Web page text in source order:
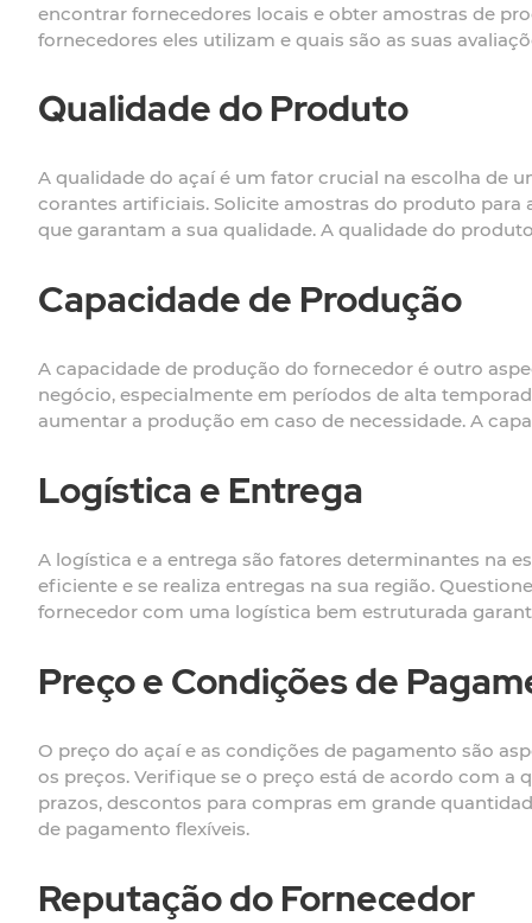
encontrar fornecedores locais e obter amostras de
fornecedores eles utilizam e quais são as suas
Qualidade do Produto
A qualidade do açaí é um fator crucial na escolha de
corantes artificiais. Solicite amostras do produto para
que garantam a sua qualidade. A qualidade do
Capacidade de Produção
A capacidade de produção do fornecedor é outro
negócio, especialmente em períodos de alta
aumentar a produção em caso de necessidade. A
Logística e Entrega
A logística e a entrega são fatores determinantes na
eficiente e se realiza entregas na sua região.
fornecedor com uma logística bem estruturada
Preço e Condições de
O preço do açaí e as condições de pagamento são
os preços. Verifique se o preço está de acordo com
prazos, descontos para compras em grande
de pagamento flexíveis.
Reputação do Fornecedor